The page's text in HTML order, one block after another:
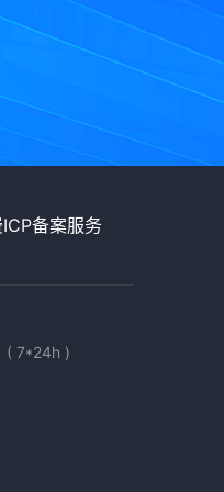
备案服务
( 7*24h )